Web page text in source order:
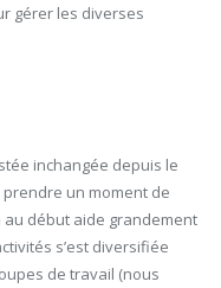
gérer les diverses
inchangée depuis le
un moment de
début aide grandement
s’est diversifiée
de travail (nous